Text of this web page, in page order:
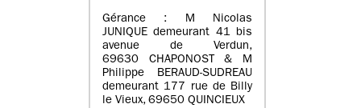
Gérance : M Nicolas
JUNIQUE demeurant 41 bis
avenue de Verdun,
69630 CHAPONOST & M
Philippe BERAUD-SUDREAU
demeurant 177 rue de Billy
le Vieux, 69650 QUINCIEUX